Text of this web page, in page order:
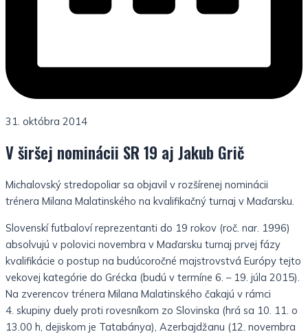
31. októbra 2014
V širšej nominácii SR 19 aj Jakub Grič
Michalovský stredopoliar sa objavil v rozšírenej nominácii
trénera Milana Malatinského na kvalifikačný turnaj v Maďarsku.
Slovenskí futbalovíreprezentanti do 19 rokov (roč. nar. 1996)
absolvujú v polovici novembra v Maďarsku turnaj prvej fázy
kvalifikácie o postup na budúcoročné majstrovstvá Európy tejto
vekovej kategórie do Grécka (budú v termíne 6. – 19. júla 2015).
Na zverencov trénera Milana Malatinského čakajú v rámci
4. skupiny duely proti rovesníkom zo Slovinska (hrá sa 10. 11. o
13.00 h, dejiskom je Tatabánya), Azerbajdžanu (12. novembra